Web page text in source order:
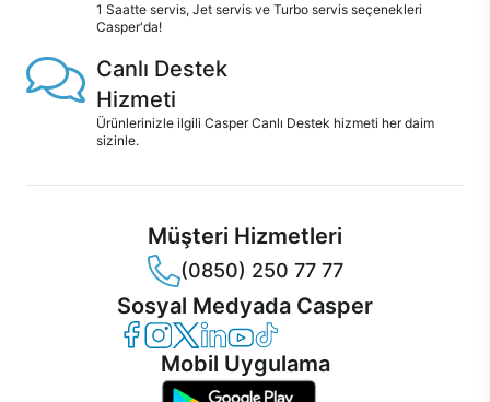
1 Saatte servis, Jet servis ve Turbo servis seçenekleri
Casper'da!
Canlı Destek
Hizmeti
Ürünlerinizle ilgili Casper Canlı Destek hizmeti her daim
sizinle.
Müşteri Hizmetleri
(0850) 250 77 77
Sosyal Medyada Casper
Casper Facebook
Casper Instagram
Casper Twitter
Casper LinkedIn
Casper YouTube
Casper TikTok
Mobil Uygulama